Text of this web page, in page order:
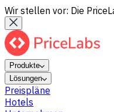
Wir stellen vor: Die
Produkte
Lösungen
Preispläne
Hotels